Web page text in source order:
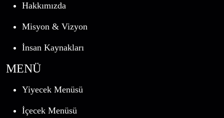
Hakkımızda
Misyon & Vizyon
İnsan Kaynakları
MENÜ
Yiyecek Menüsü
İçecek Menüsü